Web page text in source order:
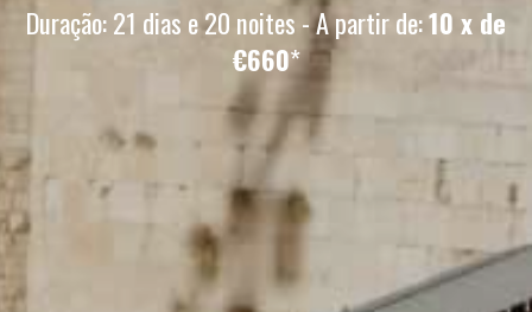
Duração: 21 dias e 20 noites - A partir de:10 x de
€660*